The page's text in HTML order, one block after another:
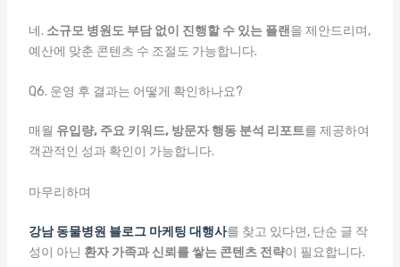
네. 소규모 병원도 부담 없이 진행할 수 있는 플랜을 제안드리며,
예산에 맞춘 콘텐츠 수 조절도 가능합니다.
Q6. 운영 후 결과는 어떻게 확인하나요?
매월 유입량, 주요 키워드, 방문자 행동 분석 리포트를 제공하여
객관적인 성과 확인이 가능합니다.
마무리하며
강남 동물병원 블로그 마케팅 대행사를 찾고 있다면, 단순 글 작
성이 아닌 환자 가족과 신뢰를 쌓는 콘텐츠 전략이 필요합니다.